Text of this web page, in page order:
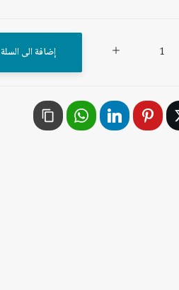
إضافة الى السلة